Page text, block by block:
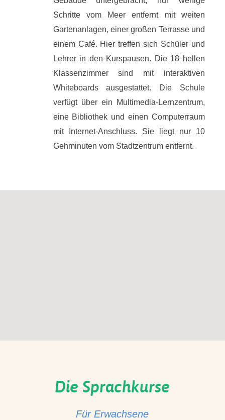
Schritte vom Meer entfernt mit weiten
Gartenanlagen, einer großen Terrasse und
einem Café. Hier treffen sich Schüler und
Lehrer in den Kurspausen. Die 18 hellen
Klassenzimmer sind mit interaktiven
Whiteboards ausgestattet. Die Schule
verfügt über ein Multimedia-Lernzentrum,
eine Bibliothek und einen Computerraum
mit Internet-Anschluss. Sie liegt nur 10
Gehminuten vom Stadtzentrum entfernt.
Die Sprachkurse
Für Erwachsene